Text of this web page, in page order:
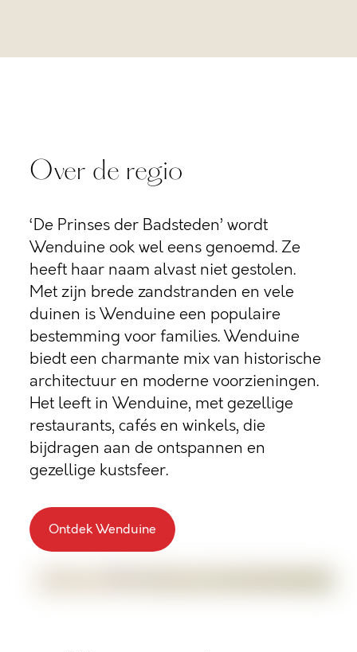
Over de regio
‘De Prinses der Badsteden’ wordt
Wenduine ook wel eens genoemd. Ze
heeft haar naam alvast niet gestolen.
Met zijn brede zandstranden en vele
duinen is Wenduine een populaire
bestemming voor families. Wenduine
biedt een charmante mix van historische
architectuur en moderne voorzieningen.
Het leeft in Wenduine, met gezellige
restaurants, cafés en winkels, die
bijdragen aan de ontspannen en
gezellige kustsfeer.
Ontdek Wenduine